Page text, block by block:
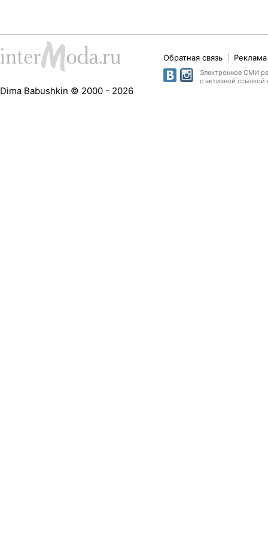
Dima Babushkin © 2000 - 2026
Обратная связь
Электронное СМИ
с активной ссылкой